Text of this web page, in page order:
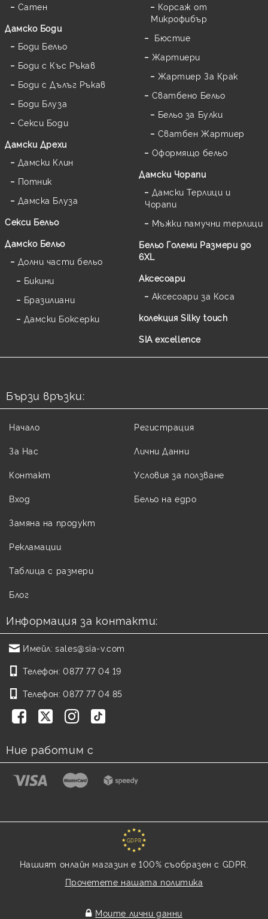
Сатен
Дамскo Боди
Боди Бельо
Боди с Къс Ръкав
Боди с Дълъг Ръкав
Боди Блуза
Секси Боди
Дамски Дрехи
Дамски Клин
Потник
Дамска Блуза
Секси Бельо
Дамско Бельо
Долни части бельо
Бикини
Бразилиани
Дамски Боксерки
Корсаж от
Микрофибър
Бюстие
Жартиери
Жартиер За Крак
Сватбено Бельо
Бельо за Булки
Сватбен Жартиер
Оформящо бельо
Дамски Чорапи
Дамски Терлици и
Чорапи
Мъжки памучни терлици
Бельо Големи Размери до
6XL
Аксесоари
Аксесоари за Коса
колекция Silky touch
SIA excellence
Бързи връзки:
Начало
За Нас
Контакт
Вход
Регистрация
Лични Данни
Условия за ползване
Бельо на едро
Замяна на продукт
Рекламации
Таблица с размери
Блог
Информация за контакти:
Имейл: sales@sia-v.com
Телефон: 0877 77 04 19
Телефон: 0877 77 04 85
Ние работим с
GDPR
Нашият онлайн магазин е 100% съобразен с GDPR.
Прочетете нашата политика
Моите лични данни